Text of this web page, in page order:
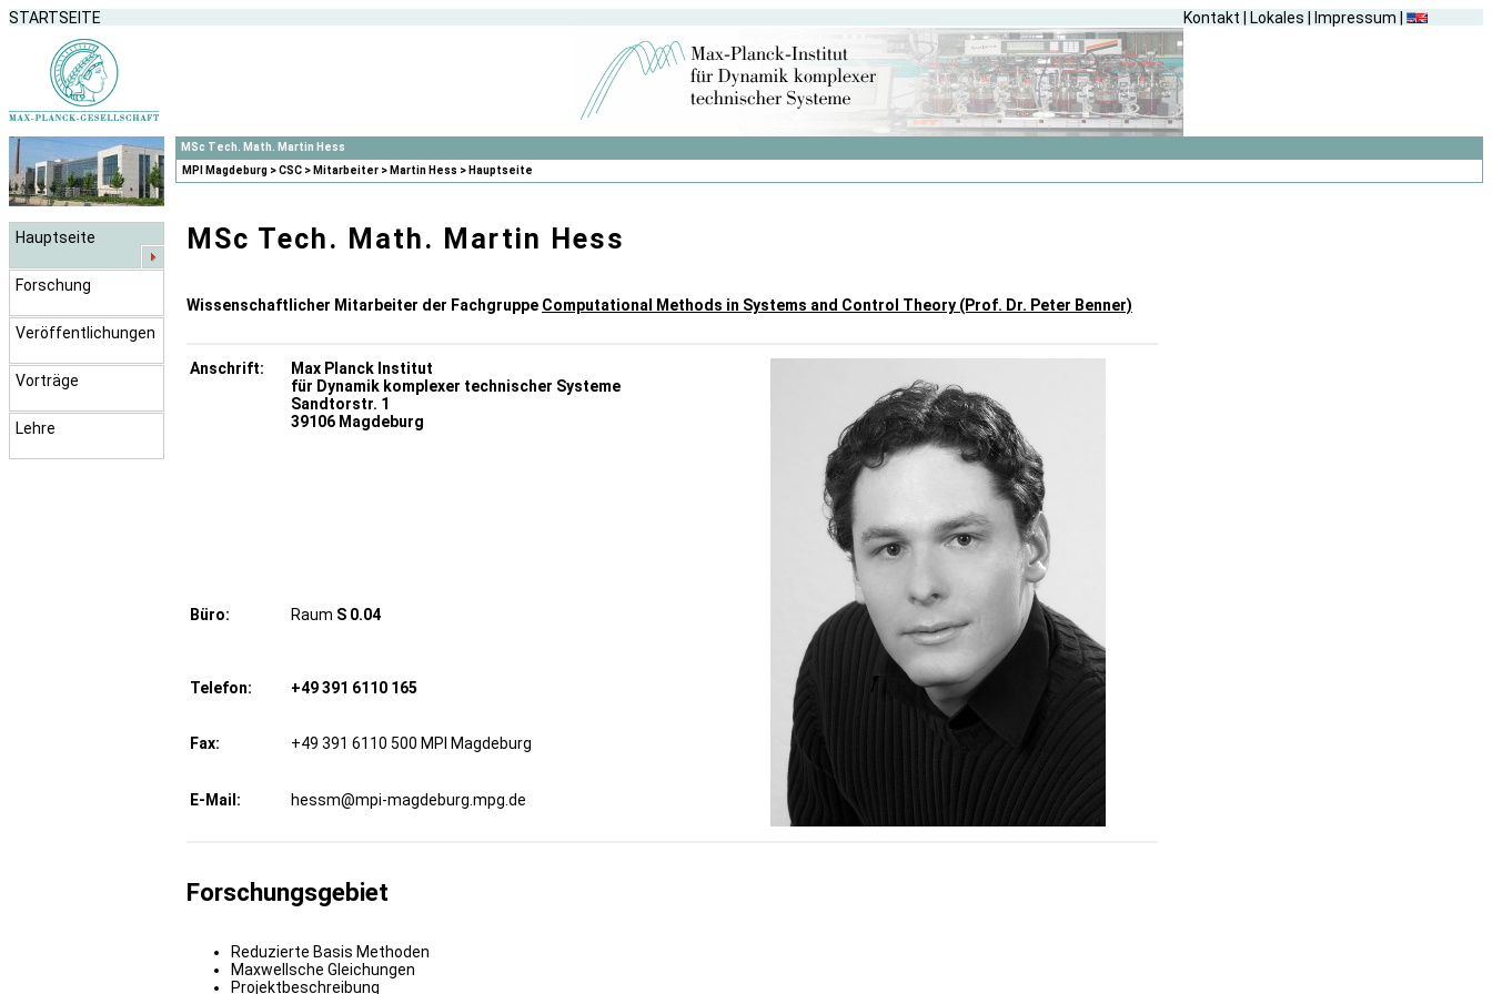
STARTSEITE Kontakt Lokales Impressum
Hauptseite
Forschung
Veröffentlichungen
Vorträge
Lehre
MSc Tech. Math. Martin Hess
MPI Magdeburg >CSC > Mitarbeiter > Martin Hess > Hauptseite
MSc Tech. Math. Martin Hess
Wissenschaftlicher Mitarbeiter der Fachgruppe Computational Methods in Systems and Control Theory (Prof. Dr. Peter Benner)
Anschrift:
Max Planck Institut
für Dynamik komplexer technischer Systeme
Sandtorstr. 1
39106 Magdeburg
Büro: Raum S 0.04
Telefon: +49 391 6110 165
Fax: +49 391 6110 500 MPI Magdeburg
E-Mail: hessm@mpi-magdeburg.mpg.de
Forschungsgebiet
Reduzierte Basis Methoden
Maxwellsche Gleichungen
Projektbeschreibung